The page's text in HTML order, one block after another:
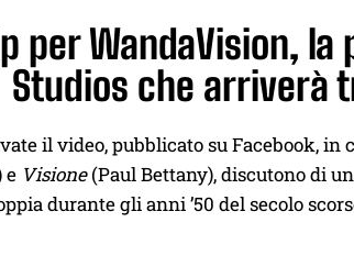
per WandaVision,
Studios che arriverà
il video, pubblicato su Facebook,
e Visione(Paul Bettany), discutono di
durante gli anni ’50 del secolo